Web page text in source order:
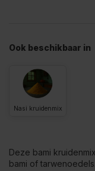
Ook beschikbaar in
Nasi kruidenmix
Deze bami
bami of